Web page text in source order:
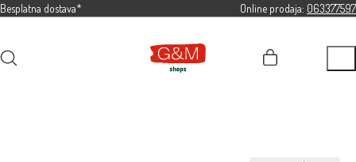
Besplatna dostava* Online prodaja: 063377597